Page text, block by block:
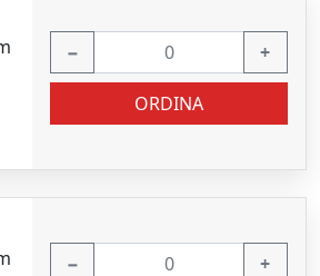
− +
ORDINA
− +